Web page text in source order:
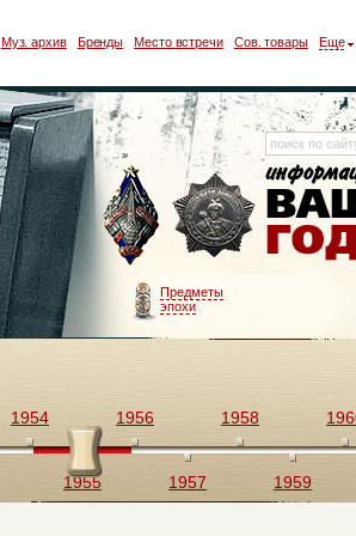
Муз. архив Бренды Место встречи Сов. товары Еще
Предметы
эпохи
1954
1955
1956
1957
1958
1959